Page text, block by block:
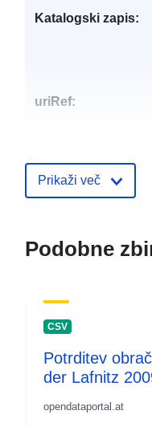
Katalogski zapis:
uriRef:
Prikaži več
Podobne
CSV
Potrditev
der Lafnitz
opendataportal.at